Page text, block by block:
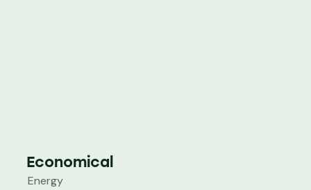
Economical
Energy